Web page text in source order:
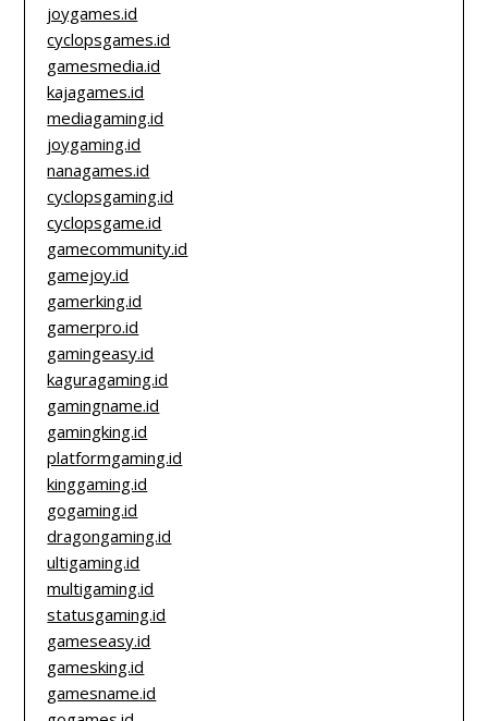
joygames.id
cyclopsgames.id
gamesmedia.id
kajagames.id
mediagaming.id
joygaming.id
nanagames.id
cyclopsgaming.id
cyclopsgame.id
gamecommunity.id
gamejoy.id
gamerking.id
gamerpro.id
gamingeasy.id
kaguragaming.id
gamingname.id
gamingking.id
platformgaming.id
kinggaming.id
gogaming.id
dragongaming.id
ultigaming.id
multigaming.id
statusgaming.id
gameseasy.id
gamesking.id
gamesname.id